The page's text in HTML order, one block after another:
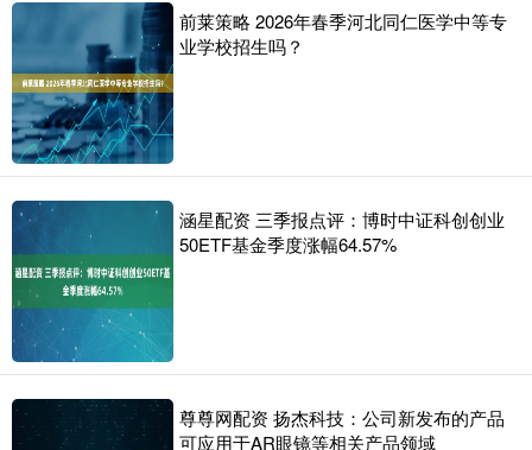
前莱策略 2026年春季河北同仁医学中等专
业学校招生吗？
涵星配资 三季报点评：博时中证科创创业
50ETF基金季度涨幅64.57%
尊尊网配资 扬杰科技：公司新发布的产品
可应用于AR眼镜等相关产品领域